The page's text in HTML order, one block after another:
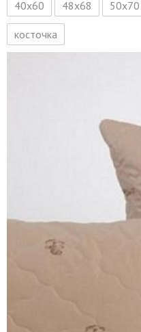
40х60 48х68 50х70
косточка